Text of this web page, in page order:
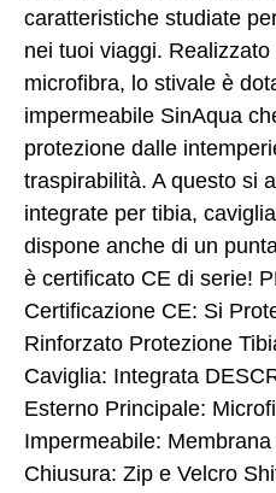
caratteristiche studiate
nei tuoi viaggi.
microfibra, lo stivale è
impermeabile SinAqua
protezione dalle
traspirabilità. A questo si
integrate per tibia,
dispone anche di un
è certificato CE di serie!
Certificazione CE: Si
Rinforzato Protezione
Caviglia: Integrata
Esterno Principale:
Impermeabile:
Chiusura: Zip e Velcro